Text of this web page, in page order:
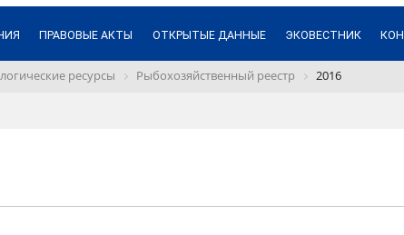
ПРАВОВЫЕ АКТЫ ОТКРЫТЫЕ ДАННЫЕ ЭКОВЕСТНИК
ресурсы Рыбохозяйственный реестр 2016